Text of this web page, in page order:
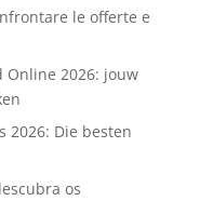
le offerte e
Online 2026: jouw
2026: Die besten
os